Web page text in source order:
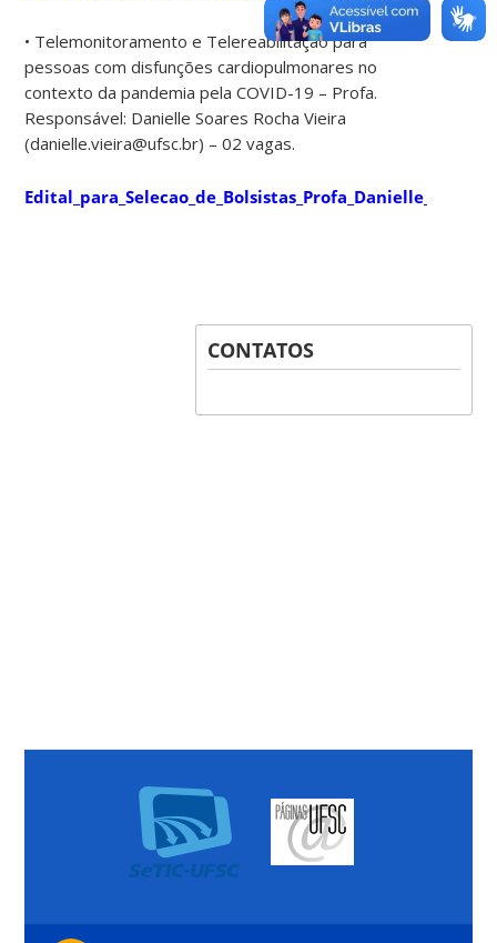
• Telemonitoramento e Telereabilitação para
pessoas com disfunções cardiopulmonares no
contexto da pandemia pela COVID-19 – Profa.
Responsável: Danielle Soares Rocha Vieira
(danielle.vieira@ufsc.br) – 02 vagas.
Edital_para_Selecao_de_Bolsistas_Profa_Danielle_Vieira
CONTATOS